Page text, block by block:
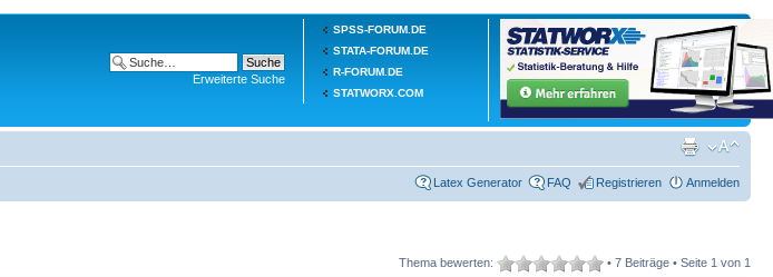
SPSS-FORUM.DE
STATA-FORUM.DE
R-FORUM.DE
STATWORX.COM
Erweiterte Suche
Latex Generator FAQ Registrieren Anmelden
Thema bewerten: • 7 Beiträge • Seite 1 von 1